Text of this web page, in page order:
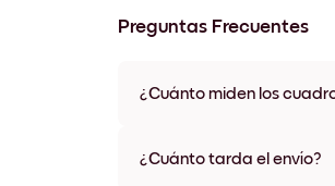
Preguntas Frecuentes
¿Cuánto miden los
materiales y colores de
¿Cuánto tarda el envío?